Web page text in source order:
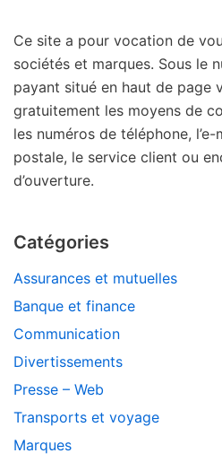
Ce site a pour vocation de
sociétés et marques. Sous le
payant situé en haut de page
gratuitement les moyens de
les numéros de téléphone, l’e-
postale, le service client ou
d’ouverture.
Catégories
Assurances et mutuelles
Banque et finance
Communication
Divertissements
Presse – Web
Transports et voyage
Marques